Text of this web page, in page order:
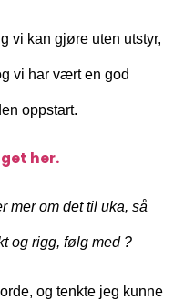
vi kan gjøre uten utstyr,
vi har vært en god
oppstart.
her.
mer om det til uka, så
og rigg, følg med ?
og tenkte jeg kunne